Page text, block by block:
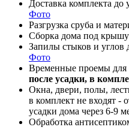
Доставка комплекта до
Фото
Разгрузка сруба и
Сборка дома под крышу
Запилы стыков и углов
Фото
Временные проемы для
после усадки, в
Окна, двери, полы,
в комплект не входят -
усадки дома через 6-9
Обработка